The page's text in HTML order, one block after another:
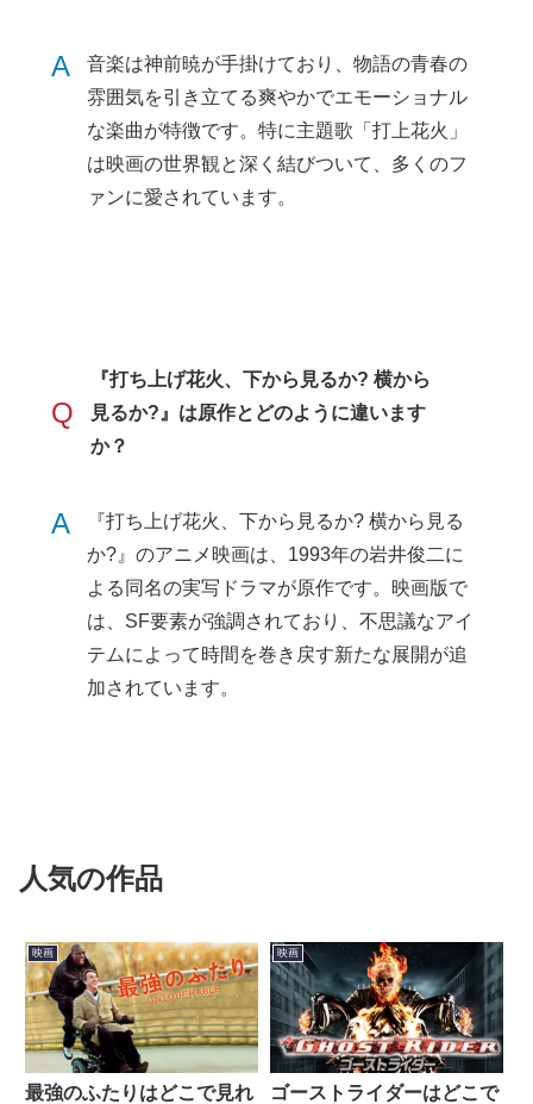
A
音楽は神前暁が手掛けており、物語の青春の
雰囲気を引き立てる爽やかでエモーショナル
な楽曲が特徴です。特に主題歌「打上花火」
は映画の世界観と深く結びついて、多くのフ
ァンに愛されています。
Q
『打ち上げ花火、下から見るか? 横から
見るか?』は原作とどのように違います
か？
A
『打ち上げ花火、下から見るか? 横から見る
か?』のアニメ映画は、1993年の岩井俊二に
よる同名の実写ドラマが原作です。映画版で
は、SF要素が強調されており、不思議なアイ
テムによって時間を巻き戻す新たな展開が追
加されています。
人気の作品
映画
最強のふたりはどこで見れ
映画
ゴーストライダーはどこで